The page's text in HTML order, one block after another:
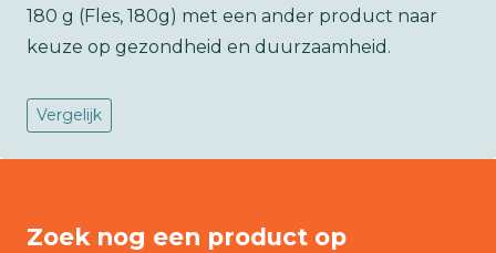
180 g (Fles, 180g) met een ander product naar
keuze op gezondheid en duurzaamheid.
Vergelijk
Zoek nog een product op